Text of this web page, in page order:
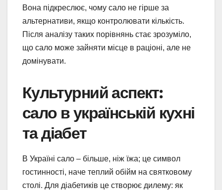
Вона підкреслює, чому сало не гірше за
альтернативи, якщо контролювати кількість.
Після аналізу таких порівнянь стає зрозуміло,
що сало може зайняти місце в раціоні, але не
домінувати.
Культурний аспект:
сало в українській кухні
та діабет
В Україні сало – більше, ніж їжа; це символ
гостинності, наче теплий обійм на святковому
столі. Для діабетиків це створює дилему: як